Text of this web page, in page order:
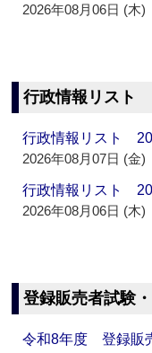
2026年08月06日 (木)
行政情報リスト
行政情報リスト
2026年08月07日 (金)
行政情報リスト
2026年08月06日 (木)
登録販売者試験
令和8年度 登録販